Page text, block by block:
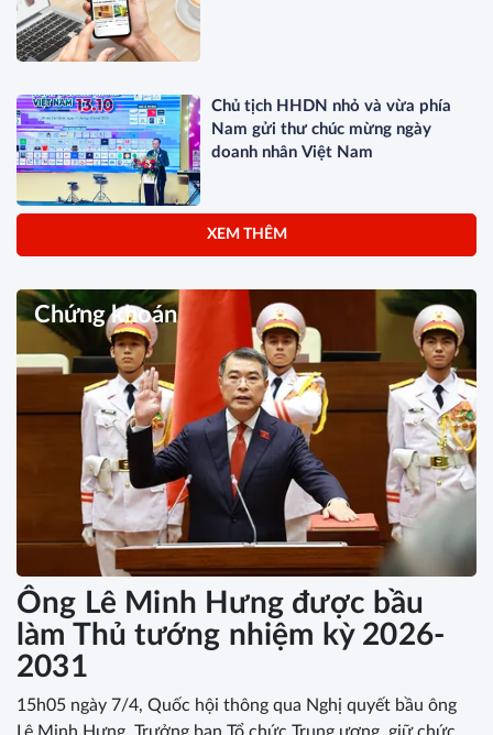
Chủ tịch HHDN nhỏ và vừa phía
Nam gửi thư chúc mừng ngày
doanh nhân Việt Nam
XEM THÊM
Chứng khoán
Ông Lê Minh Hưng được bầu
làm Thủ tướng nhiệm kỳ 2026-
2031
15h05 ngày 7/4, Quốc hội thông qua Nghị quyết bầu ông
Lê Minh Hưng, Trưởng ban Tổ chức Trung ương, giữ chức